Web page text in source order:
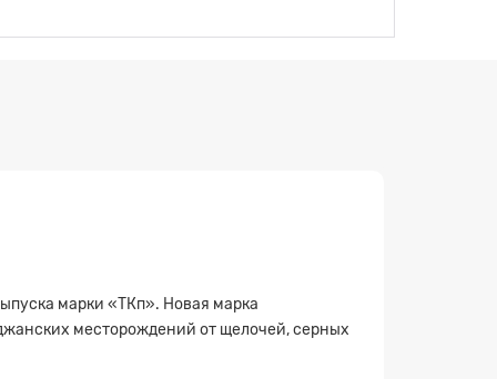
марки «ТКп». Новая марка
месторождений от щелочей, серных